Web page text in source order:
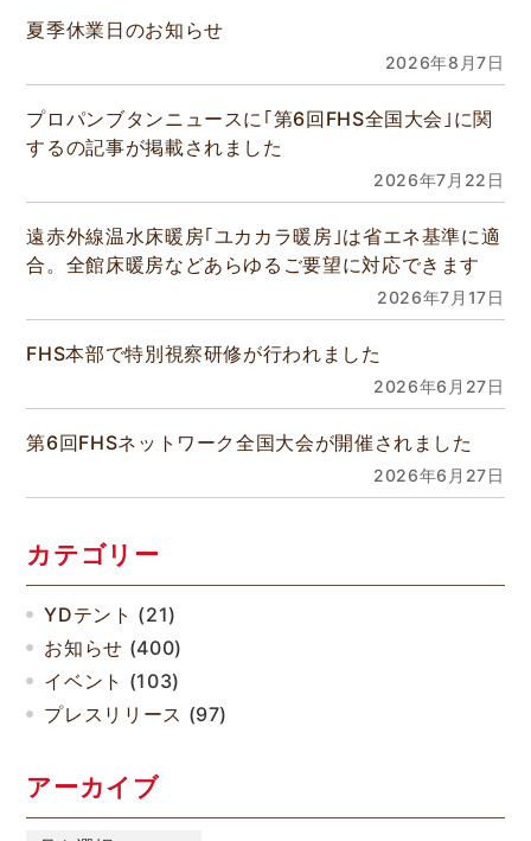
夏季休業日のお知らせ
2026年8月7日
プロパンブタンニュースに｢第6回FHS全国大会｣に関
するの記事が掲載されました
2026年7月22日
遠赤外線温水床暖房｢ユカカラ暖房｣は省エネ基準に適
合。全館床暖房などあらゆるご要望に対応できます
2026年7月17日
FHS本部で特別視察研修が行われました
2026年6月27日
第6回FHSネットワーク全国大会が開催されました
2026年6月27日
カテゴリー
YDテント (21)
お知らせ (400)
イベント (103)
プレスリリース (97)
アーカイブ